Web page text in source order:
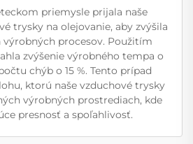
priemysle prijala naše
trysky na olejovanie, aby zvýšila
výrobných procesov. Použitím
zvýšenie výrobného tempa o
chýb o 15 %. Tento prípad
ktorú naše vzduchové trysky
výrobných prostrediach, kde
presnosť a spoľahlivosť.